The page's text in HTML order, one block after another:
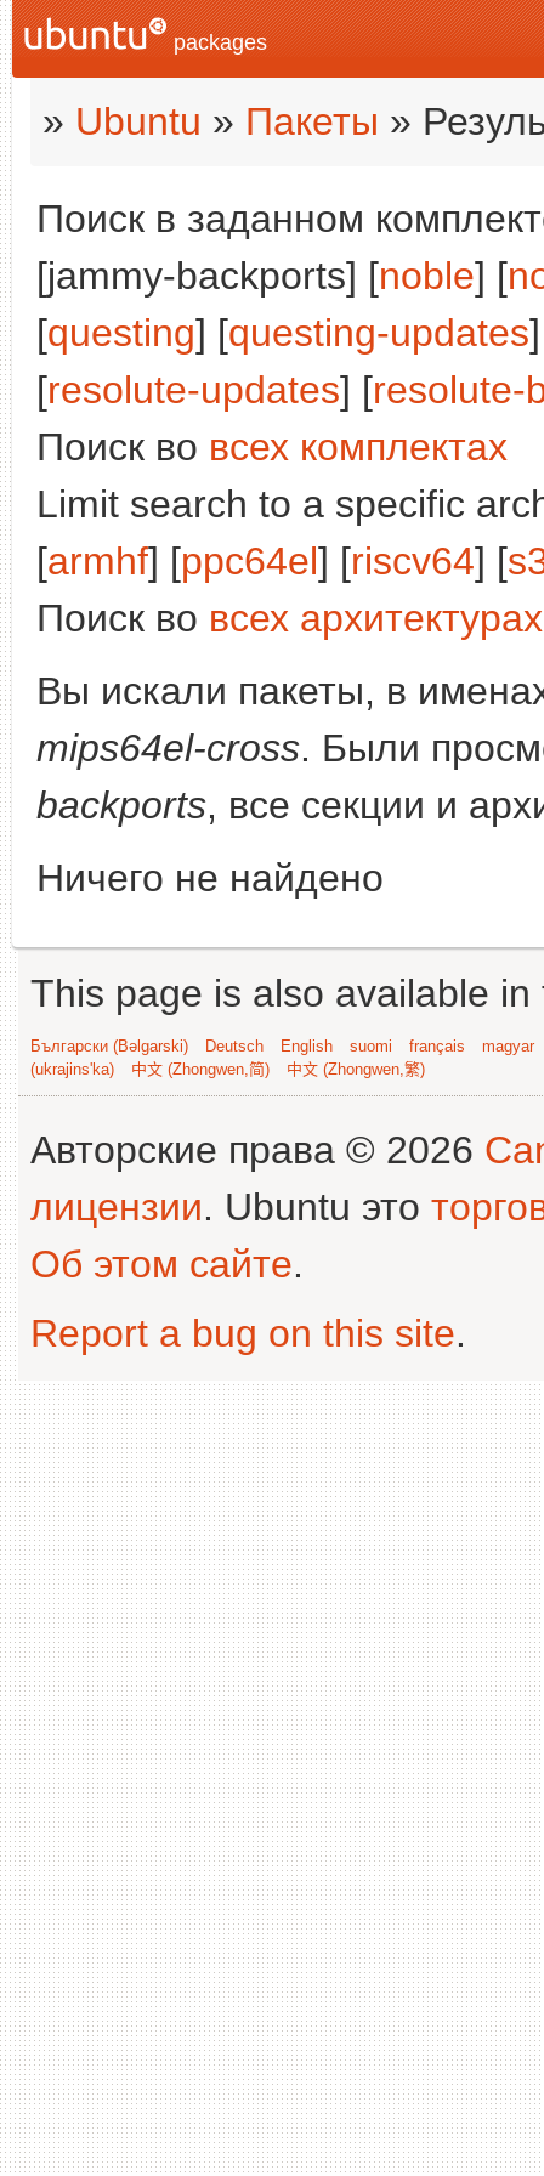
packages
» Ubuntu » Пакеты »
Поиск в заданном
[jammy-backports] [noble] [
[questing] [questing-updates
[resolute-updates] [resolute-
Поиск во всех комплектах
Limit search to a specific
[armhf] [ppc64el] [riscv64] [
Поиск во всех архитектурах
Вы искали пакеты, в
mips64el-cross. Были
backports, все секции и
Ничего не найдено
This page is also available
Български (Bəlgarski) Deutsch English suomi français
magyar
(ukrajins'ka)
中文 (Zhongwen,简) 中文 (Zhongwen,繁)
Авторские права © 2026
лицензии. Ubuntu это
Об этом сайте.
Report a bug on this site.